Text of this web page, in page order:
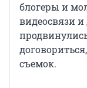
блогеры и
видеосвязи
съемок.